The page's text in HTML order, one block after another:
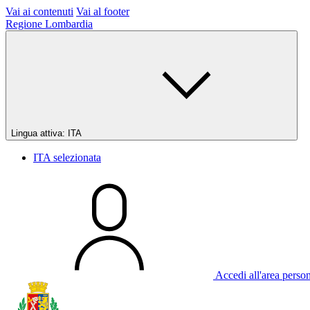
Vai ai contenuti Vai al footer
Regione Lombardia
Lingua attiva: ITA
ITA selezionata
Accedi all'area